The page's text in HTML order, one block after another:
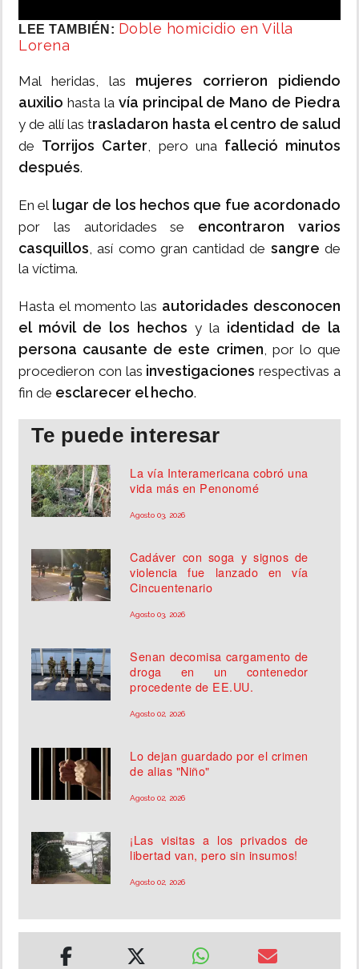
LEE TAMBIÉN: Doble homicidio en Villa
Lorena
Mal heridas, las mujeres corrieron pidiendo
auxilio hasta la vía principal de Mano de Piedra
y de allí las trasladaron hasta el centro de salud
de Torrijos Carter, pero una falleció minutos
después.
En el lugar de los hechos que fue acordonado
por las autoridades se encontraron varios
casquillos, así como gran cantidad de sangre de
la víctima.
Hasta el momento las autoridades desconocen
el móvil de los hechos y la identidad de la
persona causante de este crimen, por lo que
procedieron con las investigacionesrespectivas a
fin de esclarecer el hecho.
Te puede interesar
La vía Interamericana cobró una
vida más en Penonomé
Agosto 03, 2026
Cadáver con soga y signos de
violencia fue lanzado en vía
Cincuentenario
Agosto 03, 2026
Senan decomisa cargamento de
droga en un contenedor
procedente de EE.UU.
Agosto 02, 2026
Lo dejan guardado por el crimen
de alias "Niño"
Agosto 02, 2026
¡Las visitas a los privados de
libertad van, pero sin insumos!
Agosto 02, 2026